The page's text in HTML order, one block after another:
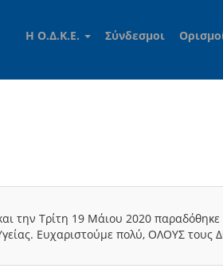
Η Ο.Δ.Κ.Ε. Σύνδεσμοι
και την Τρίτη 19 Μάιου 2020
Ευχαριστούμε πολύ, ΟΛΟΥΣ τους